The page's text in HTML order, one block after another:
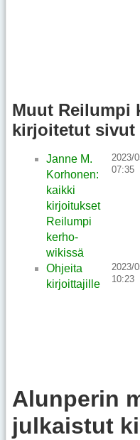
Muut Reilumpi
kirjoitetut sivut
Janne M.
Korhonen:
kaikki
kirjoitukset
Reilumpi
kerho-
wikissä
2023/
07:35
Ohjeita
kirjoittajille
2023/
10:23
Alunperin
julkaistut